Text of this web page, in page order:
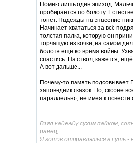
Помню лишь один эпизод:
пробирается по болоту.
тонет. Надежды на спасение
Начинает хвататься за всё
толстая палка, которую он
торчащую из кочки, на самом
болоте ещё во время войны.
спастись. На ствол, кажется,
А вот дальше...
Почему-то память подсовывает
заповедник сказок. Но, скорее
параллельно, не имея к
–––
Взял надежду сухим пайком,
ранец,
Я готов отправляться в путь -